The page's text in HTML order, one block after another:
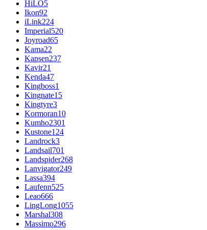
HiLO5
Ikon92
iLink224
Imperial520
Joyroad65
Kama22
Kapsen237
Kavir21
Kenda47
Kingboss1
Kingnate15
Kingtyre3
Kormoran10
Kumho2301
Kustone124
Landrock3
Landsail701
Landspider268
Lanvigator249
Lassa394
Laufenn525
Leao666
LingLong1055
Marshal308
Massimo296